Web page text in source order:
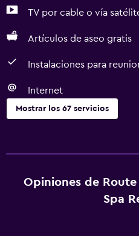
TV por cable o vía
Artículos de aseo gratis
Instalaciones para
Internet
Mostrar los 67 servicios
Wifi gratis
Wifi disponible en todas las
Opiniones de
Spa